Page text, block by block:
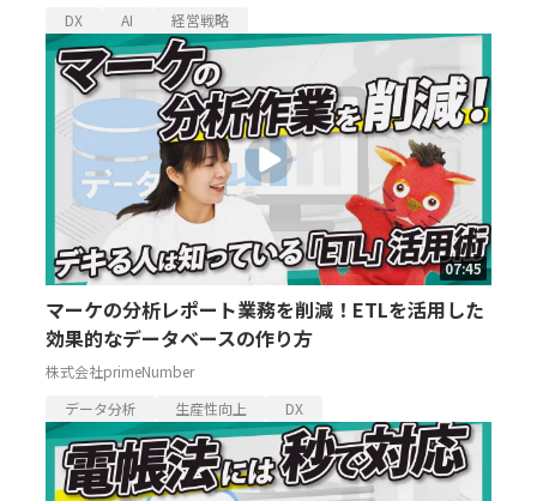
DX AI 経営戦略
07:45
マーケの分析レポート業務を削減！ETLを活用した
効果的なデータベースの作り方
株式会社primeNumber
データ分析
生産性向上 DX